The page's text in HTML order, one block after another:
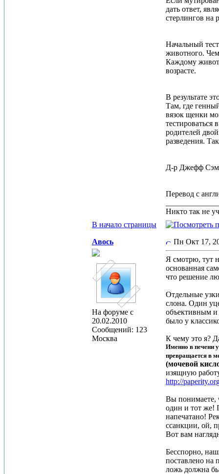
дать ответ,
стерлингов на
Начальный
животного.
Каждому
возрасте.
В результате
Там, где
вязок щенки
тестироваться
родителей
разведения.
Д-р Джефф
Перевод с
Никто так не
В начало страницы
Авось
На форуме с
20.02.2010
Сообщений: 123
Москва
Пн Окт 17,
Я смотрю, тут
основанная
что решение
Отдельные
слона. Один
объективным и
было у
К чему это я?
Именно в печени
превращается в
(мочевой
изящную
http://
Вы понимаете,
один и тот же!
напечатано!
ссанкции, ой,
Вот вам
Бесспорно,
поставлено на
ложь должна